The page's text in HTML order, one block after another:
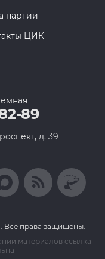
партии
ЦИК
89
д. 39
Все права защищены.
материалов ссылка